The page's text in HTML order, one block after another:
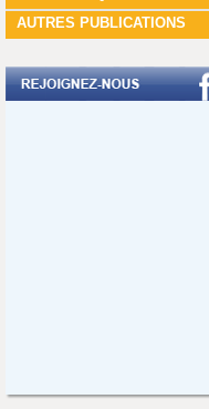
AUTRES PUBLICATIONS